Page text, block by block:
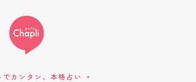
でカンタン、本格占い